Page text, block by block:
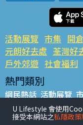
活動展覽 市集 開倉
元朗好去處 荃灣好
戶外郊遊 社會福利
熱門類別
網民熱話 活動展覽
銅鑼灣好去處 元朗好
餐廳情報 戶外郊遊
U Lifestyle 會使用
接受本網站之私隱政